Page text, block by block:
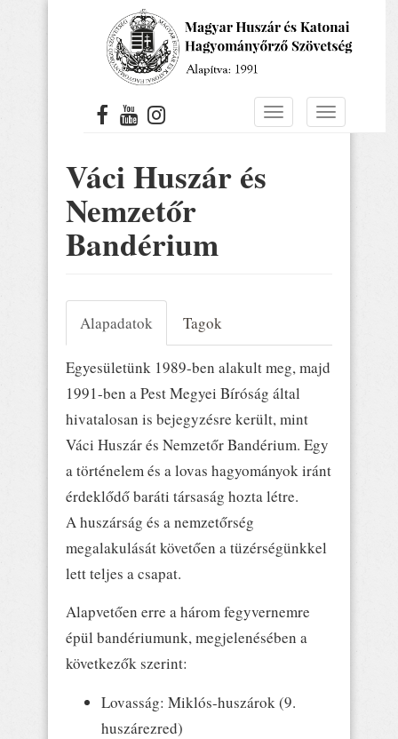
Navigáció
Navigáció
Váci Huszár és
Nemzetőr
Bandérium
Alapadatok Tagok
Egyesületünk 1989-ben alakult meg, majd
1991-ben a Pest Megyei Bíróság által
hivatalosan is bejegyzésre került, mint
Váci Huszár és Nemzetőr Bandérium. Egy
a történelem és a lovas hagyományok iránt
érdeklődő baráti társaság hozta létre.
A huszárság és a nemzetőrség
megalakulását követően a tüzérségünkkel
lett teljes a csapat.
Alapvetően erre a három fegyvernemre
épül bandériumunk, megjelenésében a
következők szerint:
Lovasság: Miklós-huszárok (9.
huszárezred)